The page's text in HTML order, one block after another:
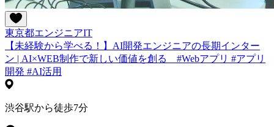
東京都エンジニアIT
【未経験から学べる！】AI開発エンジニアの長期インター
ン | AI×WEB制作で新しい価値を創る #Webアプリ #アプリ
開発 #AI活用
渋谷駅から徒歩7分